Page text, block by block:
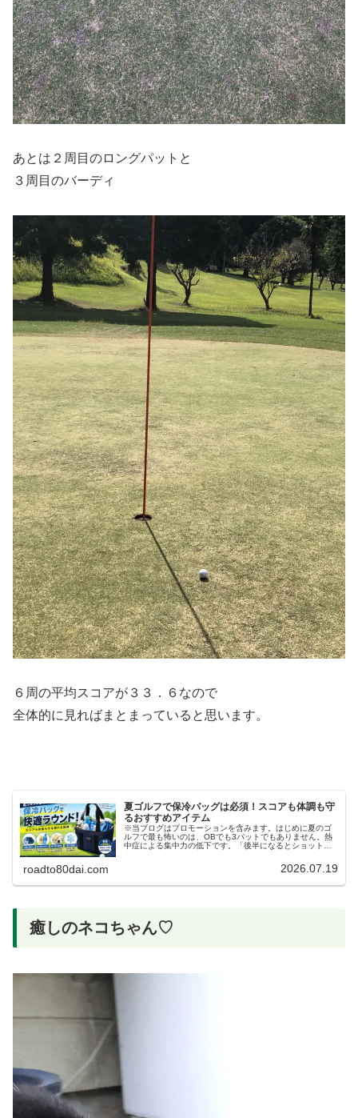
あとは２周目のロングパットと
３周目のバーディ
６周の平均スコアが３３．６なので
全体的に見ればまとまっていると思います。
夏ゴルフで保冷バッグは必須！スコアも体調も守
るおすすめアイテム
※当ブログはプロモーションを含みます。はじめに夏のゴ
ルフで最も怖いのは、OBでも3パットでもありません。熱
中症による集中力の低下です。「後半になるとショットが
roadto80dai.com 2026.07.19
癒しのネコちゃん♡